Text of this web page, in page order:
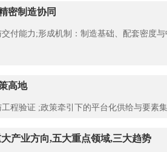
密制造协同
付能力;形成机制：制造基础、配套密度
高地
程验证 ;政策牵引下的平台化供给与要素
产业方向,五大重点领域,三大趋势